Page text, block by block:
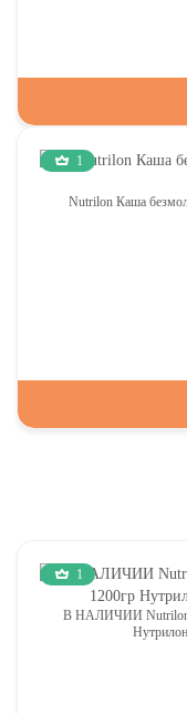
1
Nutrilon Каша
1
В НАЛИЧИИ Nutrilon